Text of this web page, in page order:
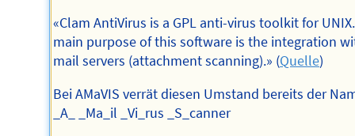
«Clam AntiVirus is a GPL anti-virus toolkit for
main purpose of this software is the integration
mail servers (attachment scanning).» (Quelle)
Bei AMaVIS verrät diesen Umstand bereits der
_A_ _Ma_il _Vi_rus _S_canner